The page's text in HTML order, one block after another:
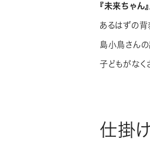
『未来ちゃん
あるはずの背
島小鳥さんの
子どもがなく
仕掛